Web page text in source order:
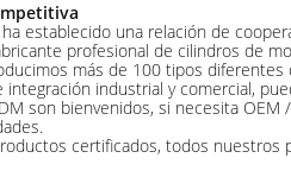
ha establecido una relación de
profesional de cilindros de
más de 100 tipos
integración industrial y comercial,
son bienvenidos, si necesita
certificados, todos nuestros